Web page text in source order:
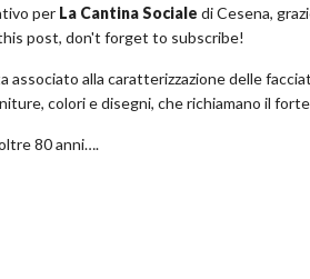
per La Cantina Sociale di Cesena,
post, don't forget to subscribe!
associato alla caratterizzazione delle
colori e disegni, che richiamano il
80 anni….